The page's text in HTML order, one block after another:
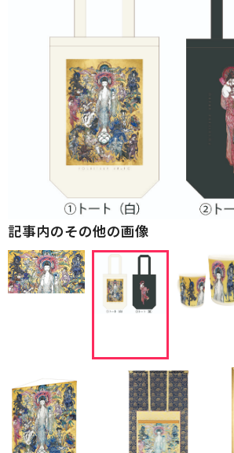
記事内のその他の画像